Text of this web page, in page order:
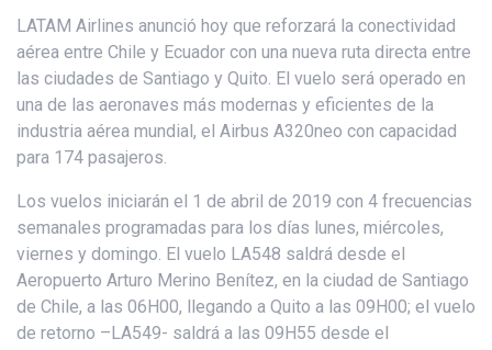
LATAM Airlines anunció hoy que reforzará la conectividad
aérea entre Chile y Ecuador con una nueva ruta directa entre
las ciudades de Santiago y Quito. El vuelo será operado en
una de las aeronaves más modernas y eficientes de la
industria aérea mundial, el Airbus A320neo con capacidad
para 174 pasajeros.
Los vuelos iniciarán el 1 de abril de 2019 con 4 frecuencias
semanales programadas para los días lunes, miércoles,
viernes y domingo. El vuelo LA548 saldrá desde el
Aeropuerto Arturo Merino Benítez, en la ciudad de Santiago
de Chile, a las 06H00, llegando a Quito a las 09H00; el vuelo
de retorno –LA549- saldrá a las 09H55 desde el